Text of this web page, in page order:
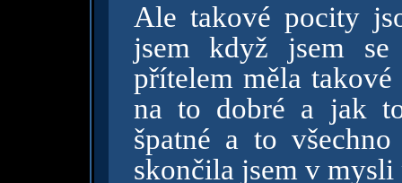
Ale takové pocity
jsem když jsem
přítelem měla
na to dobré a jak
špatné a to
skončila jsem v